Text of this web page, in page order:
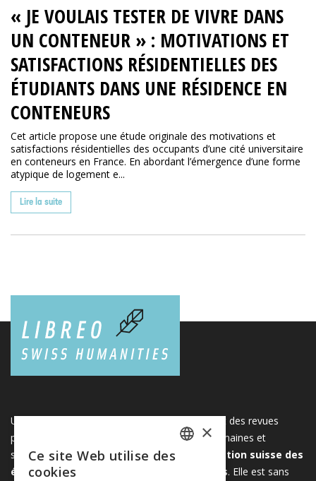
« JE VOULAIS TESTER DE VIVRE DANS
UN CONTENEUR » : MOTIVATIONS ET
SATISFACTIONS RÉSIDENTIELLES DES
ÉTUDIANTS DANS UNE RÉSIDENCE EN
CONTENEURS
Cet article propose une étude originale des motivations et
satisfactions résidentielles des occupants d’une cité universitaire
en conteneurs en France. En abordant l’émergence d’une forme
atypique de logement e...
Lire la suite
Une plateforme unique regroupant des livres et des revues
publiés par les éditeurs suisses de sciences humaines et
sociales. Libreo.ch est la propriété de l'
Association suisse des
éditeurs de sciences sociales et humaines. Elle est sans
×
Ce site Web utilise des
cookies